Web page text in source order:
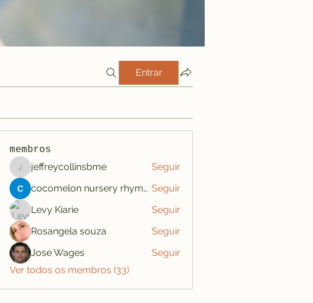
Entrar
membros
jeffreycollinsbme
jeffreycollinsbme
Seguir
cocomelon nursery rhymes Seguir
Levy Kiarie
Seguir
Rosangela souza
Seguir
Jose Wages
Seguir
Ver todos os membros (33)